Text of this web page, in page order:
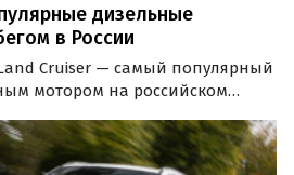
дизельные
в России
Cruiser — самый популярный
мотором на российском